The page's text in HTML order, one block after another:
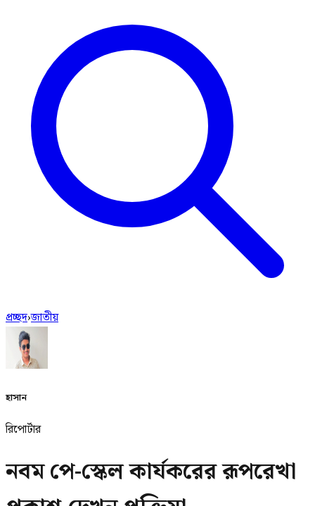
প্রচ্ছদ›জাতীয়
হাসান
রিপোর্টার
নবম পে-স্কেল কার্যকরের রূপরেখা